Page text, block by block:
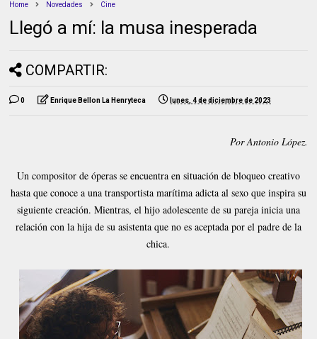
Home Novedades Cine
Llegó a mí: la musa inesperada
COMPARTIR:
0 Enrique Bellon La Henryteca lunes, 4 de diciembre de 2023
Por Antonio López.
Un compositor de óperas se encuentra en situación de bloqueo creativo
hasta que conoce a una transportista marítima adicta al sexo que inspira su
siguiente creación. Mientras, el hijo adolescente de su pareja inicia una
relación con la hija de su asistenta que no es aceptada por el padre de la
chica.